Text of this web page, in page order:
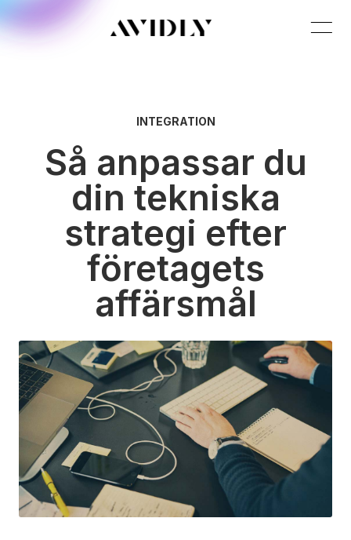
INTEGRATION
Så anpassar du
din tekniska
strategi efter
företagets
affärsmål